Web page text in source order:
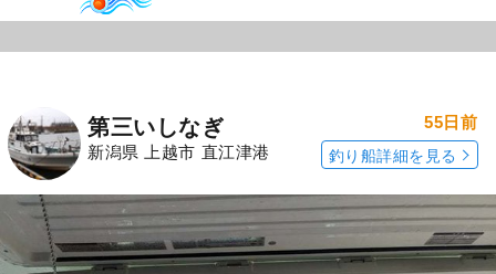
第三いしなぎ
新潟県 上越市 直江津港
55日前
釣り船詳細を見る